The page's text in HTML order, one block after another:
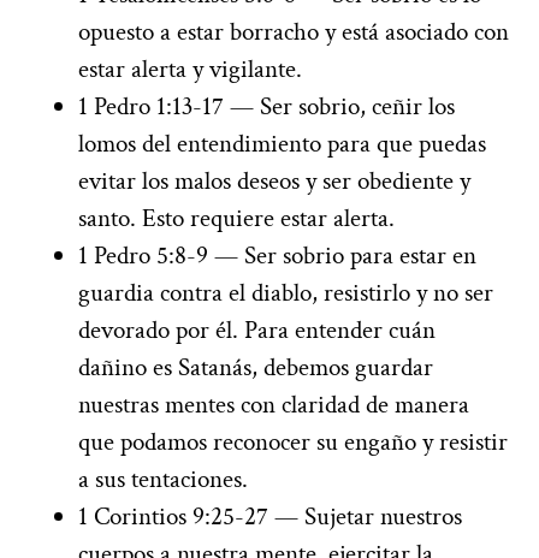
opuesto a estar borracho y está asociado con
estar alerta y vigilante.
1 Pedro 1:13-17 — Ser sobrio, ceñir los
lomos del entendimiento para que puedas
evitar los malos deseos y ser obediente y
santo. Esto requiere estar alerta.
1 Pedro 5:8-9 — Ser sobrio para estar en
guardia contra el diablo, resistirlo y no ser
devorado por él. Para entender cuán
dañino es Satanás, debemos guardar
nuestras mentes con claridad de manera
que podamos reconocer su engaño y resistir
a sus tentaciones.
1 Corintios 9:25-27 — Sujetar nuestros